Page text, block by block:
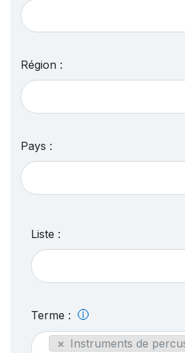
Région :
Pays :
Liste :
Terme :
× Instruments de